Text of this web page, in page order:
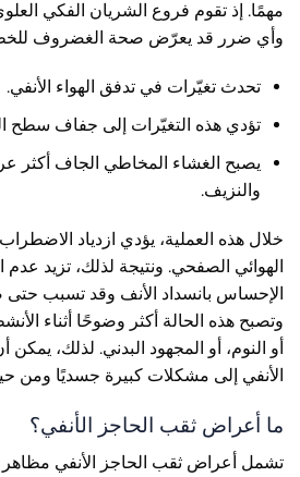
مهمًا. إذ تقوم فروع الشريان الفكي
وأي ضرر قد يعرّض صحة الغضروف
تحدث تغيّرات في تدفق الهواء الأنفي.
تؤدي هذه التغيّرات إلى جفاف سطح
يصبح الغشاء المخاطي الجاف أكثر
والنزيف.
خلال هذه العملية، يؤدي ازدياد
الهوائي الصفحي. ونتيجة لذلك، تزيد
الإحساس بانسداد الأنف وقد تسبب
وتصبح هذه الحالة أكثر وضوحًا أثناء
أو النوم، أو المجهود البدني. لذلك،
الأنفي إلى مشكلات كبيرة جسديًا ومن
ما أعراض ثقب الحاجز الأنفي؟
تشمل أعراض ثقب الحاجز الأنفي